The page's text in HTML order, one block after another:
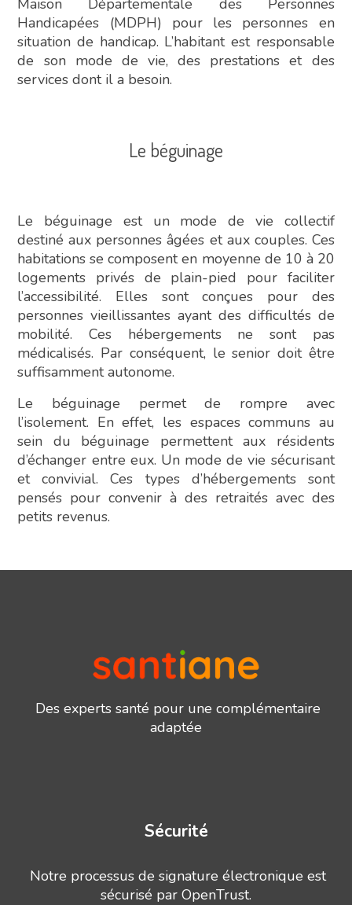
Maison Départementale des Personnes
Handicapées (MDPH) pour les personnes en
situation de handicap. L’habitant est responsable
de son mode de vie, des prestations et des
services dont il a besoin.
Le béguinage
Le béguinage est un mode de vie collectif
destiné aux personnes âgées et aux couples. Ces
habitations se composent en moyenne de 10 à 20
logements privés de plain-pied pour faciliter
l’accessibilité. Elles sont conçues pour des
personnes vieillissantes ayant des difficultés de
mobilité. Ces hébergements ne sont pas
médicalisés. Par conséquent, le senior doit être
suffisamment autonome.
Le béguinage permet de rompre avec
l’isolement. En effet, les espaces communs au
sein du béguinage permettent aux résidents
d’échanger entre eux. Un mode de vie sécurisant
et convivial. Ces types d’hébergements sont
pensés pour convenir à des retraités avec des
petits revenus.
Des experts santé pour une complémentaire
adaptée
Sécurité
Notre processus de signature électronique est
sécurisé par OpenTrust.